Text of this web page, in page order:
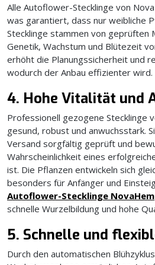
Alle Autoflower-Stecklinge von
was garantiert, dass nur weibliche
Stecklinge stammen von geprüften
Genetik, Wachstum und Blütezeit
erhöht die Planungssicherheit und
wodurch der Anbau effizienter wird.
4. Hohe Vitalität und
Professionell gezogene Stecklinge
gesund, robust und anwuchsstark.
Versand sorgfältig geprüft und
Wahrscheinlichkeit eines
ist. Die Pflanzen entwickeln sich
besonders für Anfänger und
Autoflower-Stecklinge
schnelle Wurzelbildung und hohe
5. Schnelle und
Durch den automatischen